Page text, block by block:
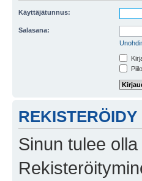
Käyttäjätunnus:
Salasana:
REKISTERÖIDY
Sinun tulee